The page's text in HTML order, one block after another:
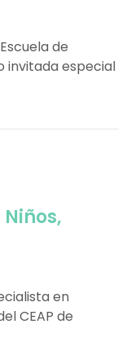
de
invitada especial
Niños,
en
CEAP de